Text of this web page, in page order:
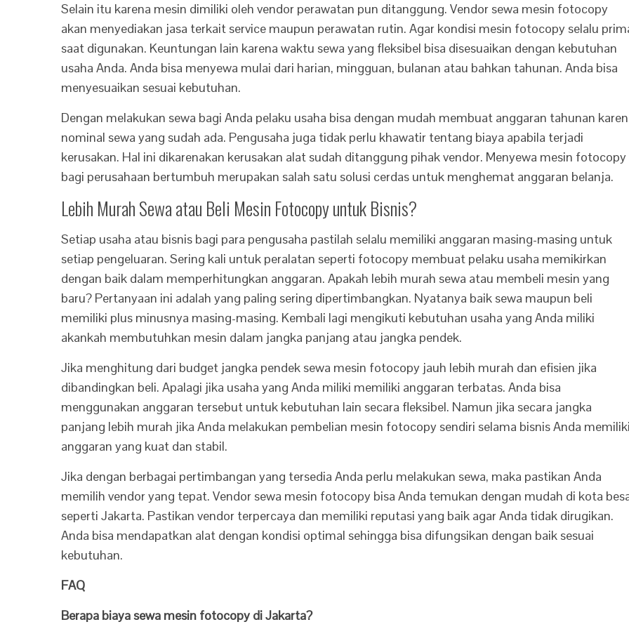
Selain itu karena mesin dimiliki oleh vendor perawatan pun ditanggung. Vendor sewa mesin fotocopy
akan menyediakan jasa terkait service maupun perawatan rutin. Agar kondisi mesin fotocopy selalu
saat digunakan. Keuntungan lain karena waktu sewa yang fleksibel bisa disesuaikan dengan kebutuhan
usaha Anda. Anda bisa menyewa mulai dari harian, mingguan, bulanan atau bahkan tahunan. Anda bisa
menyesuaikan sesuai kebutuhan.
Dengan melakukan sewa bagi Anda pelaku usaha bisa dengan mudah membuat anggaran tahunan
nominal sewa yang sudah ada. Pengusaha juga tidak perlu khawatir tentang biaya apabila terjadi
kerusakan. Hal ini dikarenakan kerusakan alat sudah ditanggung pihak vendor. Menyewa mesin fotocopy
bagi perusahaan bertumbuh merupakan salah satu solusi cerdas untuk menghemat anggaran belanja.
Lebih Murah Sewa atau Beli Mesin Fotocopy untuk Bisnis?
Setiap usaha atau bisnis bagi para pengusaha pastilah selalu memiliki anggaran masing-masing untuk
setiap pengeluaran. Sering kali untuk peralatan seperti fotocopy membuat pelaku usaha memikirkan
dengan baik dalam memperhitungkan anggaran. Apakah lebih murah sewa atau membeli mesin yang
baru? Pertanyaan ini adalah yang paling sering dipertimbangkan. Nyatanya baik sewa maupun beli
memiliki plus minusnya masing-masing. Kembali lagi mengikuti kebutuhan usaha yang Anda miliki
akankah membutuhkan mesin dalam jangka panjang atau jangka pendek.
Jika menghitung dari budget jangka pendek sewa mesin fotocopy jauh lebih murah dan efisien jika
dibandingkan beli. Apalagi jika usaha yang Anda miliki memiliki anggaran terbatas. Anda bisa
menggunakan anggaran tersebut untuk kebutuhan lain secara fleksibel. Namun jika secara jangka
panjang lebih murah jika Anda melakukan pembelian mesin fotocopy sendiri selama bisnis Anda
anggaran yang kuat dan stabil.
Jika dengan berbagai pertimbangan yang tersedia Anda perlu melakukan sewa, maka pastikan Anda
memilih vendor yang tepat. Vendor sewa mesin fotocopy bisa Anda temukan dengan mudah di kota
seperti Jakarta. Pastikan vendor terpercaya dan memiliki reputasi yang baik agar Anda tidak dirugikan.
Anda bisa mendapatkan alat dengan kondisi optimal sehingga bisa difungsikan dengan baik sesuai
kebutuhan.
FAQ
Berapa biaya sewa mesin fotocopy di Jakarta?